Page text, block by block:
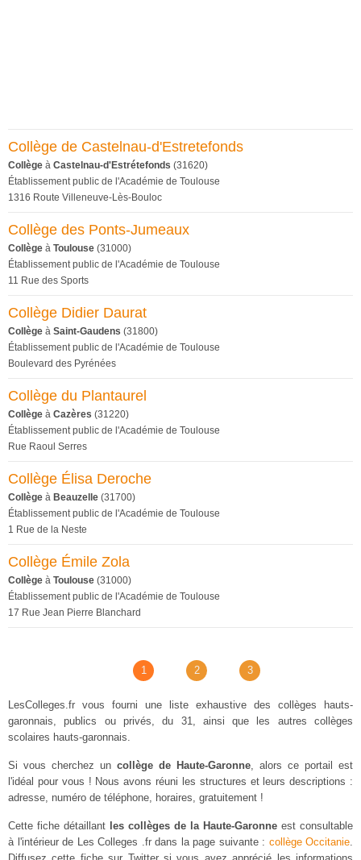
Collège de Castelnau-d'Estretefonds
Collège à Castelnau-d'Estrétefonds (31620)
Établissement public de l'Académie de Toulouse
1316 Route Villeneuve-Lès-Bouloc
Collège des Ponts-Jumeaux
Collège à Toulouse (31000)
Établissement public de l'Académie de Toulouse
11 Rue des Sports
Collège Didier Daurat
Collège à Saint-Gaudens (31800)
Établissement public de l'Académie de Toulouse
Boulevard des Pyrénées
Collège du Plantaurel
Collège à Cazères (31220)
Établissement public de l'Académie de Toulouse
Rue Raoul Serres
Collège Élisa Deroche
Collège à Beauzelle (31700)
Établissement public de l'Académie de Toulouse
1 Rue de la Neste
Collège Émile Zola
Collège à Toulouse (31000)
Établissement public de l'Académie de Toulouse
17 Rue Jean Pierre Blanchard
1 2 3
LesColleges.fr vous fourni une liste exhaustive des collèges hauts-
garonnais, publics ou privés, du 31, ainsi que les autres collèges
scolaires hauts-garonnais.
Si vous cherchez un collège de Haute-Garonne, alors ce portail est
l'idéal pour vous ! Nous avons réuni les structures et leurs descriptions :
adresse, numéro de téléphone, horaires, gratuitement !
Cette fiche détaillant les collèges de la Haute-Garonne est consultable
à l'intérieur de Les Colleges .fr dans la page suivante : collège Occitanie.